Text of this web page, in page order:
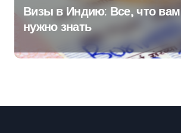
Визы в Индию: Все, что вам
нужно знать